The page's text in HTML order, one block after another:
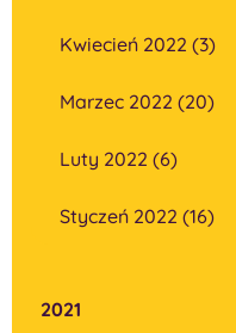
Kwiecień 2022 (3)
Marzec 2022 (20)
Luty 2022 (6)
Styczeń 2022 (16)
2021